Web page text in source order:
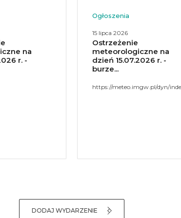
na
r. -
dyn/index.html#osmet=true&os...
Ogłoszenia
14 lipca 2026
Ostrzeżenie
meteorologiczne na
dzień 14.07.2026 r. –
burze...
Od godz. 13:00 do godz. 23:00
DODAJ WYDARZENIE